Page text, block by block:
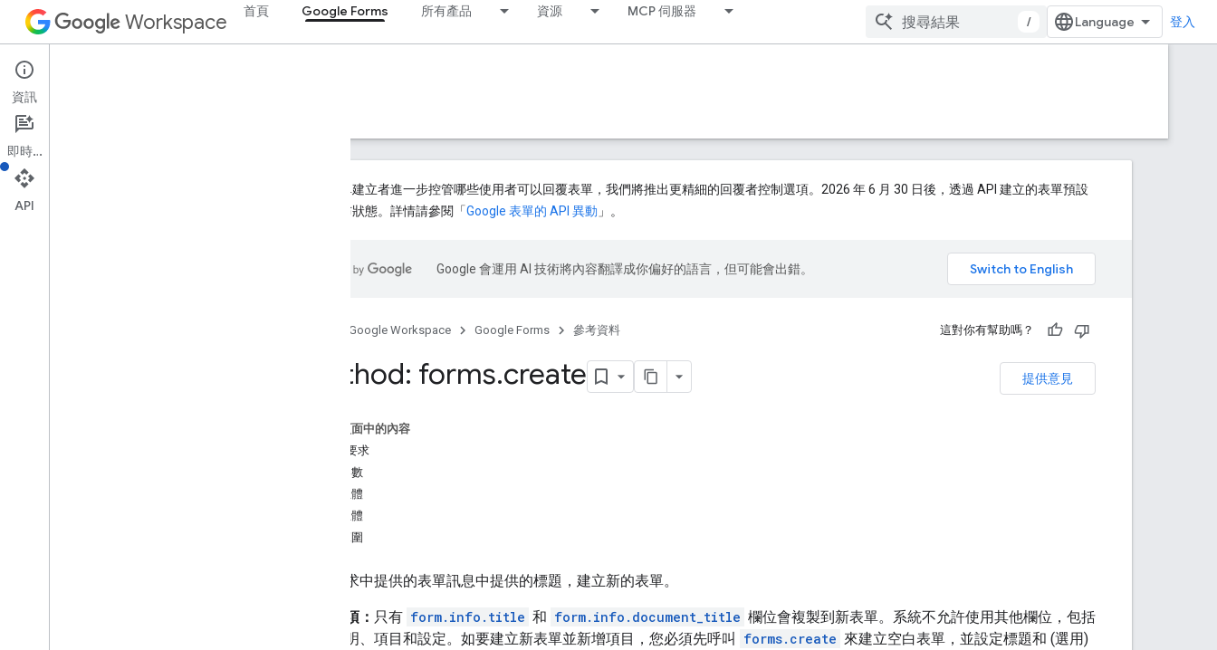
Workspace 首頁 Google Forms 所有產品 資源 MCP 伺服器
/ 登入
Google Forms
總覽
為讓表單建立者進一步控管哪些使用者可以回覆表單，我們將推出更精細的回覆者控制選項。2026 年 6 月 30 日後，透過 API 建立的表單預設
為未發布狀態。詳情請參閱「Google 表單的 API 異動 」。
Google 會運用 AI 技術將內容翻譯成你偏好的語言，但可能會出錯。
Google Workspace Google Forms 參考資料 這對你有幫助嗎？
提供意見
Method: forms.create
這個頁面中的內容
HTTP 要求
查詢參數
要求主體
回應主體
授權範圍
使用要求中提供的表單訊息中提供的標題，建立新的表單。
重要事項： 只有 form.info.title 和 form.info.document_title 欄位會複製到新表單。系統不允許使用其他欄位，包括
表單說明、項目和設定。如要建立新表單並新增項目，您必須先呼叫
forms.create 來建立空白表單，並設定標題和 (選用)
資訊
即時通訊
API